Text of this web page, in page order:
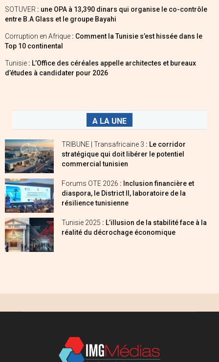
SOTUVER : une OPA à 13,390 dinars qui organise le co-contrôle
entre B.A Glass et le groupe Bayahi
Corruption en Afrique : Comment la Tunisie s’est hissée dans le
Top 10 continental
Tunisie : L’Office des céréales appelle architectes et bureaux
d’études à candidater pour 2026
A LA UNE
TRIBUNE | Transafricaine 3 : Le corridor
stratégique qui doit libérer le potentiel
commercial tunisien
Forums OTE 2026 : Inclusion financière et
diaspora, le District II, laboratoire de la
résilience tunisienne
Tunisie 2025 : L’illusion de la stabilité face à la
réalité du décrochage économique